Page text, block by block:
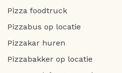
Pizza foodtruck
Pizzabus op locatie
Pizzakar huren
Pizzabakker op locatie